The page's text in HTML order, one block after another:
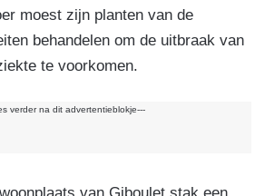
moest zijn planten van de
behandelen om de uitbraak van
te voorkomen.
verder na dit advertentieblokje---